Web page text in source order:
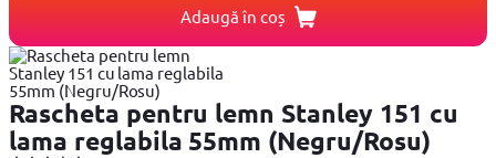
Adaugă în coș
Rascheta pentru lemn Stanley 151 cu
lama reglabila 55mm (Negru/Rosu)